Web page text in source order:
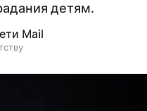
детям.
Mail